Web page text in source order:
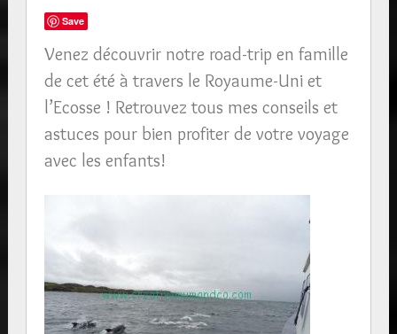
Save
Venez découvrir notre road-trip en famille
de cet été à travers le Royaume-Uni et
l’Ecosse ! Retrouvez tous mes conseils et
astuces pour bien profiter de votre voyage
avec les enfants!